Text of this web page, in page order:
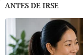
ANTES DE IRSE